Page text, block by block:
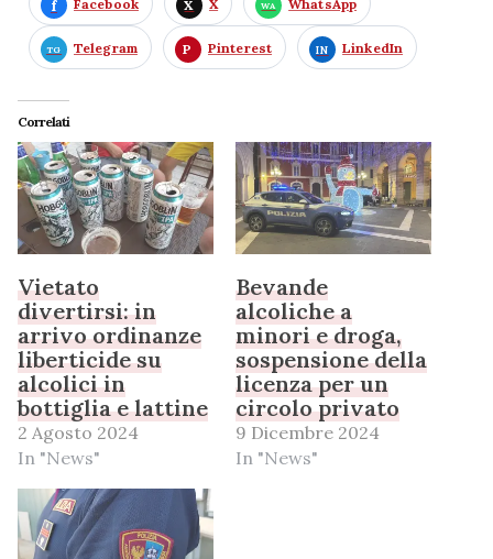
Facebook X WhatsApp
Telegram Pinterest LinkedIn
Correlati
Vietato
divertirsi: in
arrivo ordinanze
liberticide su
alcolici in
bottiglia e lattine
2 Agosto 2024
In "News"
Bevande
alcoliche a
minori e droga,
sospensione della
licenza per un
circolo privato
9 Dicembre 2024
In "News"